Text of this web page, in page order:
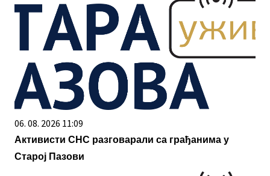
06. 08. 2026 11:09
Активисти СНС разговарали са грађанима у
Старој Пазови